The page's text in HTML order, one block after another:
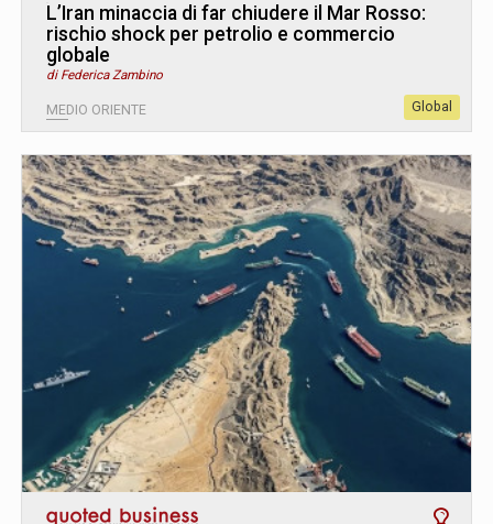
L’Iran minaccia di far chiudere il Mar Rosso:
rischio shock per petrolio e commercio
globale
di Federica Zambino
MEDIO ORIENTE Global